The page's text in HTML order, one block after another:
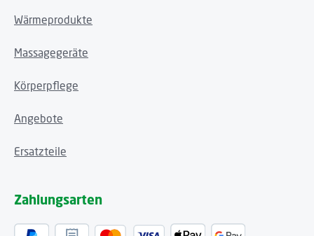
Wärmeprodukte
Massagegeräte
Körperpflege
Angebote
Ersatzteile
Zahlungsarten